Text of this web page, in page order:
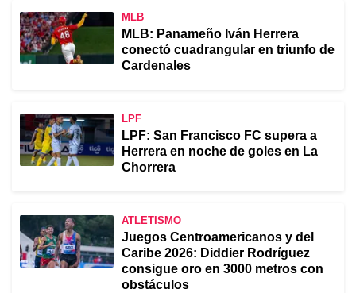
MLB
MLB: Panameño Iván Herrera
conectó cuadrangular en triunfo de
Cardenales
LPF
LPF: San Francisco FC supera a
Herrera en noche de goles en La
Chorrera
ATLETISMO
Juegos Centroamericanos y del
Caribe 2026: Diddier Rodríguez
consigue oro en 3000 metros con
obstáculos